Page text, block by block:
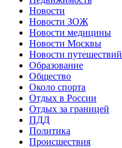
Новости
Новости ЗОЖ
Новости медицины
Новости Москвы
Новости путешествий
Образование
Общество
Около спорта
Отдых в России
Отдых за границей
ПДД
Политика
Происшествия